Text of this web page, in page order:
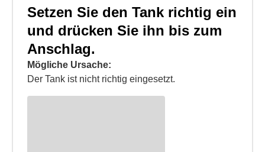
Setzen Sie den Tank richtig ein
und drücken Sie ihn bis zum
Anschlag.
Mögliche Ursache:
Der Tank ist nicht richtig eingesetzt.